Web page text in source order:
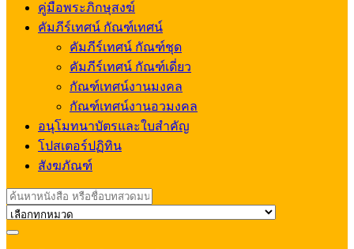
คู่มือพระภิกษุสงฆ์
คัมภีร์เทศน์ กัณฑ์เทศน์
คัมภีร์เทศน์ กัณฑ์ชุด
คัมภีร์เทศน์ กัณฑ์เดี่ยว
กัณฑ์เทศน์งานมงคล
กัณฑ์เทศน์งานอวมงคล
อนุโมทนาบัตรและใบสำคัญ
โปสเตอร์ปฏิทิน
สังฆภัณฑ์
Search
for: